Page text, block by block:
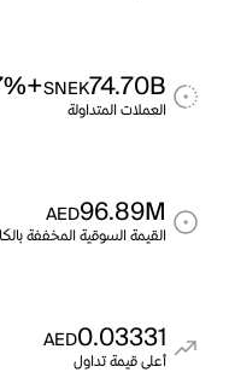
74.70B
SNEK
+97.37%
العملات المتداولة
96.89M
AED
القيمة السوقية المخففة
0.03331
AED
أعلى قيمة تداول